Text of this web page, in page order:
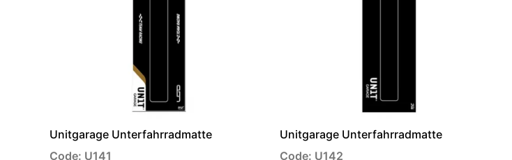
Unitgarage Unterfahrradmatte
Code: U141
Unitgarage Unterfahrradmatte
Code: U142